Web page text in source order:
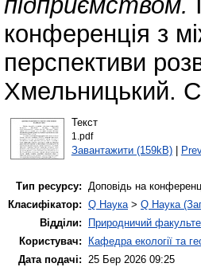
конференція з
перспективи
Хмельницький.
Текст
1.pdf
Завантажити (159kB)|
Тип ресурсу: Доповідь на
Класифікатор: Q Наука> Q Наука
Відділи:
Природничий
Користувач:
Кафедра екології та
Дата подачі: 25 Бер 2026 09:25